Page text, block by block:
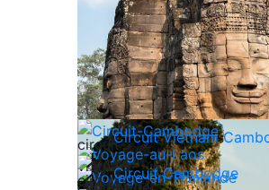
Circuit Vietnam
Circuit Cambodge